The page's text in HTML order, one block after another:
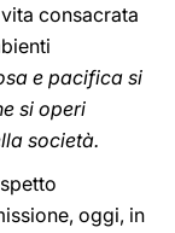
consacrata
e pacifica si
si operi
società.
oggi, in